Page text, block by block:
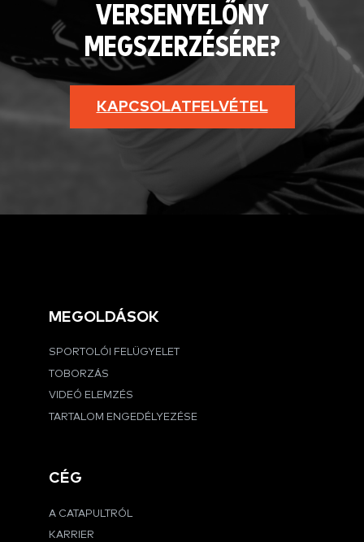
VERSENYELŐNY
MEGSZERZÉSÉRE?
KAPCSOLATFELVÉTEL
MEGOLDÁSOK
SPORTOLÓI FELÜGYELET
TOBORZÁS
VIDEÓ ELEMZÉS
TARTALOM ENGEDÉLYEZÉSE
CÉG
A CATAPULTRÓL
KARRIER